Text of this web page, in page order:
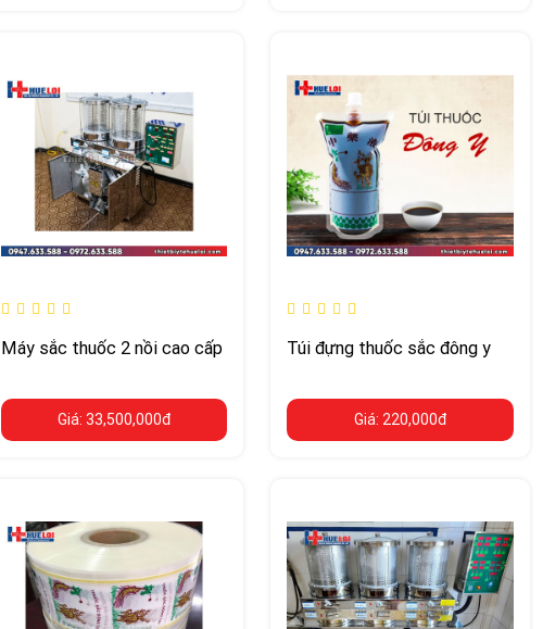
Máy sắc thuốc 2 nồi cao cấp
Giá: 33,500,000đ
Túi đựng thuốc sắc đông y
Giá: 220,000đ